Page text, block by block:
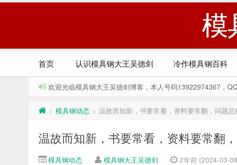
模
首页 认识模具钢大王吴德剑 冷作模具钢百科
欢迎光临模具钢大王吴德剑博客，本人号码13922974367，
> 模具钢动态 > 温故而知新，书要常看，资料要常翻，问题总
温故而知新，书要常看，资料要常翻
模具钢动态 模具钢大王吴德剑 2年前 (2024-03-